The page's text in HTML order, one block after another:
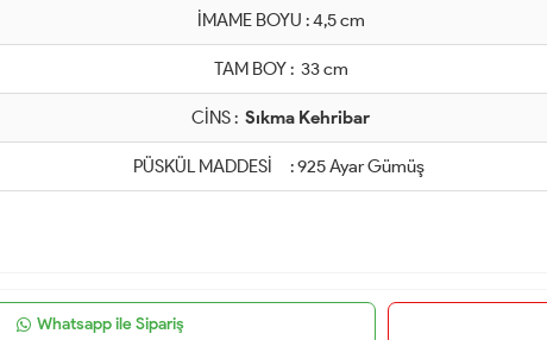
İMAME BOYU : 4,5 cm
TAM BOY : 33 cm
CİNS : Sıkma Kehribar
PÜSKÜL MADDESİ : 925 Ayar Gümüş
Whatsapp ile Sipariş